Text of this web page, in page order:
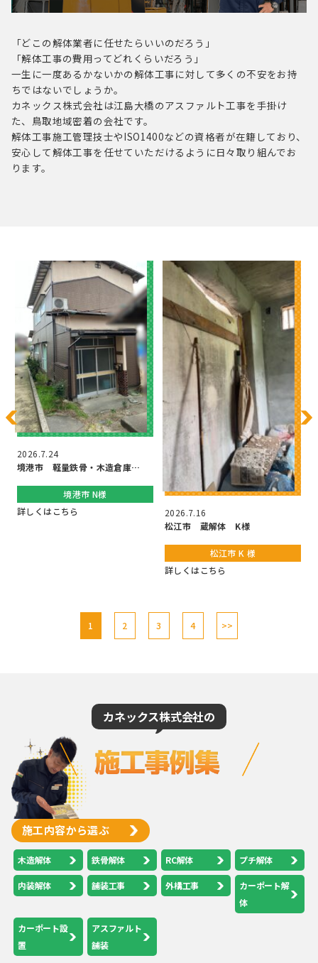
「どこの解体業者に任せたらいいのだろう」
「解体工事の費用ってどれくらいだろう」
一生に一度あるかないかの解体工事に対して多くの不安をお持
ちではないでしょうか。
カネックス株式会社は江島大橋のアスファルト工事を手掛け
た、鳥取地域密着の会社です。
解体工事施工管理技士やISO1400などの資格者が在籍しており、
安心して解体工事を任せていただけるように日々取り組んでお
ります。
2026.7.24
境港市 軽量鉄骨・木造倉庫…
境港市 N様
詳しくはこちら
2026.7.16
松江市 蔵解体 K様
松江市 K 様
詳しくはこちら
1 2 3 4 >>
カネックス株式会社の
施工内容から選ぶ
木造解体 鉄骨解体 RC解体 プチ解体
内装解体 舗装工事 外構工事
カーポート解
体
カーポート設
置
アスファルト
舗装